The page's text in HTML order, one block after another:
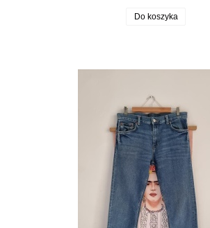
Do koszyka